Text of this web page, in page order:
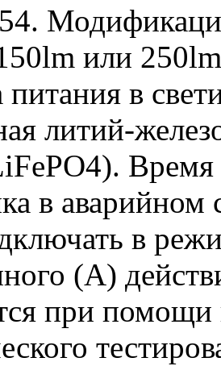
или
питания в
литий-
в
в
(A)
при